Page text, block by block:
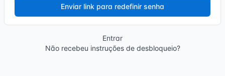
Entrar
Não recebeu instruções de desbloqueio?